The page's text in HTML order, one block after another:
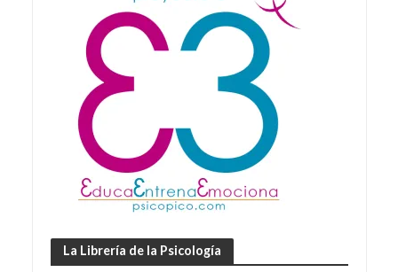
La Librería de la Psicología